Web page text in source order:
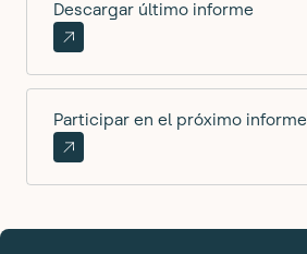
Descargar último informe
Participar en el próximo informe